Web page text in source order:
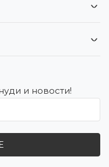
и новости!